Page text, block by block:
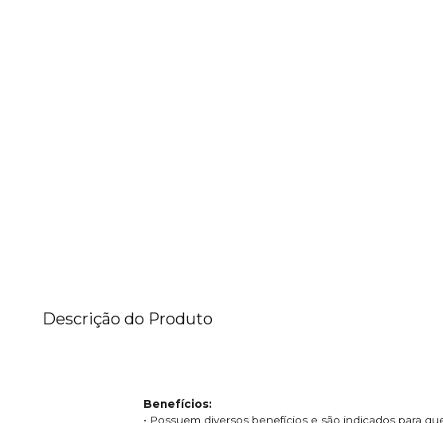
Descrição do Produto
Benefícios:
• Possuem diversos benefícios e são indicados para